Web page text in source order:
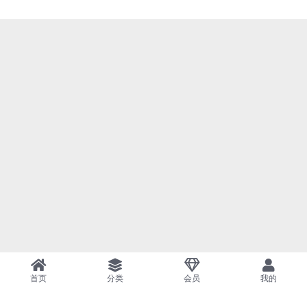
首页 分类 会员 我的